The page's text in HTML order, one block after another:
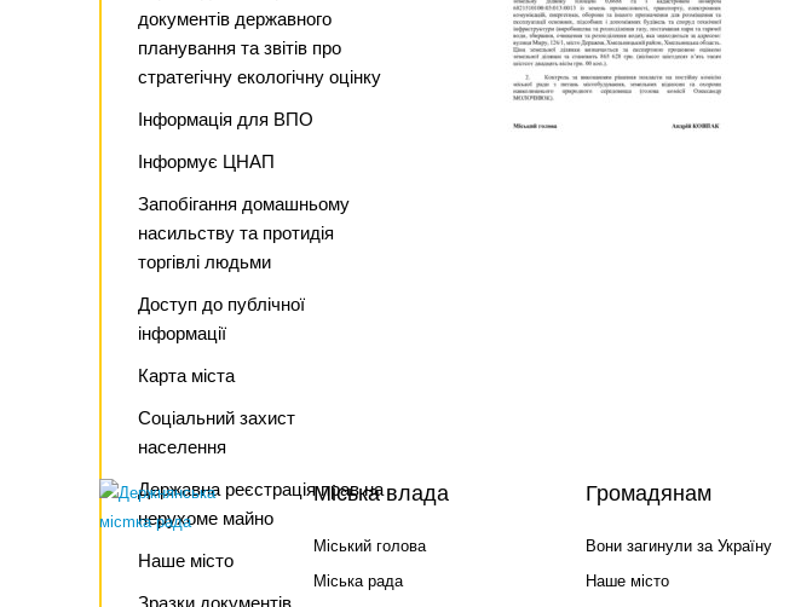
документів державного
планування та звітів про
стратегічну екологічну оцінку
Інформація для ВПО
Інформує ЦНАП
Запобігання домашньому
насильству та протидія
торгівлі людьми
Доступ до публічної
інформації
Карта міста
Соціальний захист
населення
Державна реєстрація прав на
нерухоме майно
Наше місто
Зразки документів
Міська влада
Міський голова
Міська рада
Громадянам
Вони загинули за Україну
Наше місто